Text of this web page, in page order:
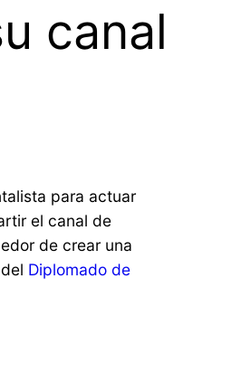
canal
para actuar
el canal de
de crear una
Diplomado de